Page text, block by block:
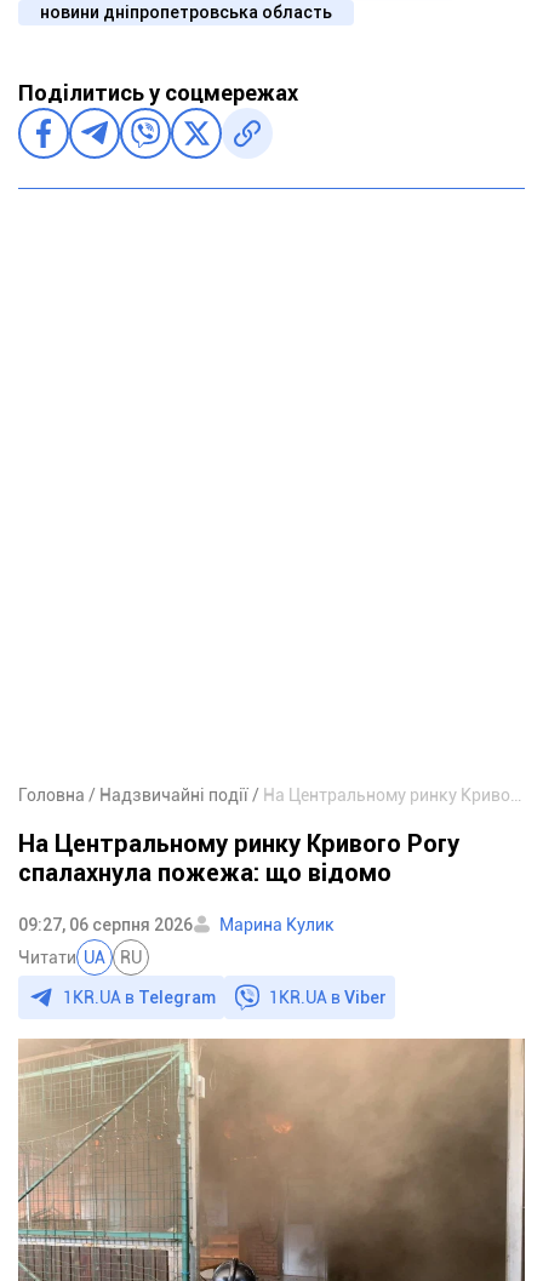
новини дніпропетровська область
Поділитись у соцмережах
Головна Надзвичайні події
На Центральному ринку Кривого Рогу
спалахнула пожежа: що відомо
09:27, 06 серпня 2026
Марина Кулик
Читати UA RU
1KR.UA в Telegram 1KR.UA вViber